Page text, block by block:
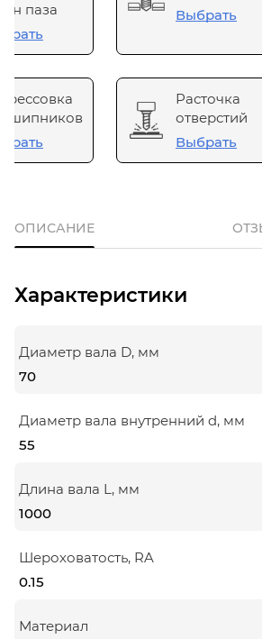
паза
Выбрать
Расточка
отверстий
Выбрать
ОПИСАНИЕ
Характеристики
Диаметр вала D, мм
70
Диаметр вала внутренний d, мм
55
Длина вала L, мм
1000
Шероховатость, RA
0.15
Материал